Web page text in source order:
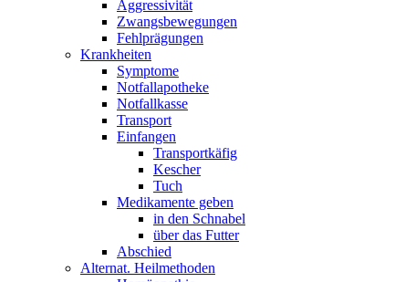
Aggressivität
Zwangsbewegungen
Fehlprägungen
Krankheiten
Symptome
Notfallapotheke
Notfallkasse
Transport
Einfangen
Transportkäfig
Kescher
Tuch
Medikamente geben
in den Schnabel
über das Futter
Abschied
Alternat. Heilmethoden